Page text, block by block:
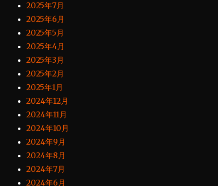
2025年7月
2025年6月
2025年5月
2025年4月
2025年3月
2025年2月
2025年1月
2024年12月
2024年11月
2024年10月
2024年9月
2024年8月
2024年7月
2024年6月